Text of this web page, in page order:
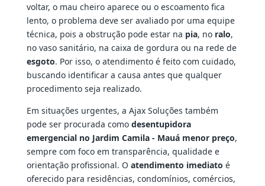
voltar, o mau cheiro aparece ou o escoamento fica
lento, o problema deve ser avaliado por uma equipe
técnica, pois a obstrução pode estar na pia, no ralo,
no vaso sanitário, na caixa de gordura ou na rede de
esgoto. Por isso, o atendimento é feito com cuidado,
buscando identificar a causa antes que qualquer
procedimento seja realizado.
Em situações urgentes, a Ajax Soluções também
pode ser procurada como desentupidora
emergencial no Jardim Camila - Mauá menor preço,
sempre com foco em transparência, qualidade e
orientação profissional. O atendimento imediato é
oferecido para residências, condomínios, comércios,